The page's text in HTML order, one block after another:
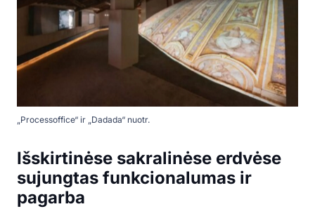
„Processoffice“ ir „Dadada“ nuotr.
Išskirtinėse sakralinėse erdvėse
sujungtas funkcionalumas ir
pagarba